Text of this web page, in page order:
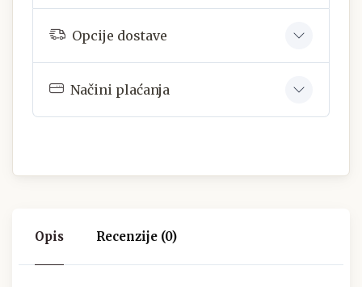
Opcije dostave
Načini plaćanja
Opis Recenzije (0)